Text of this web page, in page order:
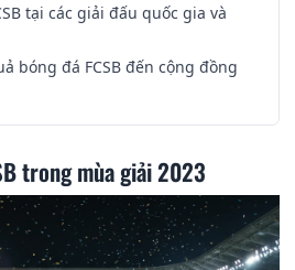
tại các giải đấu quốc gia và
bóng đá FCSB đến cộng đồng
trong mùa giải 2023